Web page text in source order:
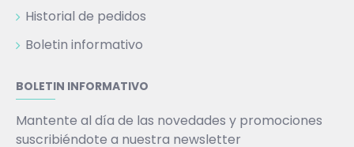
Historial de pedidos
Boletin informativo
BOLETIN INFORMATIVO
Mantente al día de las novedades y promociones
suscribiéndote a nuestra newsletter